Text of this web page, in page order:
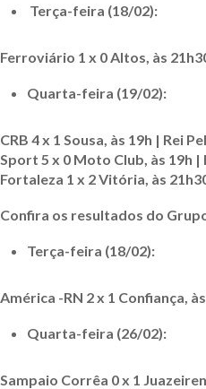
Terça-feira (18/02):
Ferroviário 1 x 0 Altos, às
Quarta-feira (19/02):
CRB 4 x 1 Sousa, às 19h | Rei
Sport 5 x 0 Moto Club, às 19h |
Fortaleza 1 x 2 Vitória, às
Confira os resultados do
Terça-feira (18/02):
América -RN 2 x 1 Confiança,
Quarta-feira (26/02):
Sampaio Corrêa 0 x 1